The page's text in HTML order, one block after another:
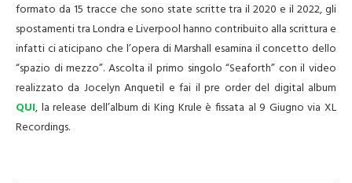
formato da 15 tracce che sono state scritte tra il 2020 e il 2022, gli
spostamenti tra Londra e Liverpool hanno contribuito alla scrittura e
infatti ci aticipano che l’opera di Marshall esamina il concetto dello
“spazio di mezzo”. Ascolta il primo singolo “Seaforth” con il video
realizzato da Jocelyn Anquetil e fai il pre order del digital album
QUI, la release dell’album di King Krule è fissata al 9 Giugno via XL
Recordings.